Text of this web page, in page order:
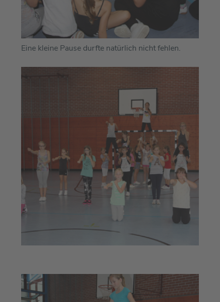
Eine kleine Pause durfte natürlich nicht fehlen.